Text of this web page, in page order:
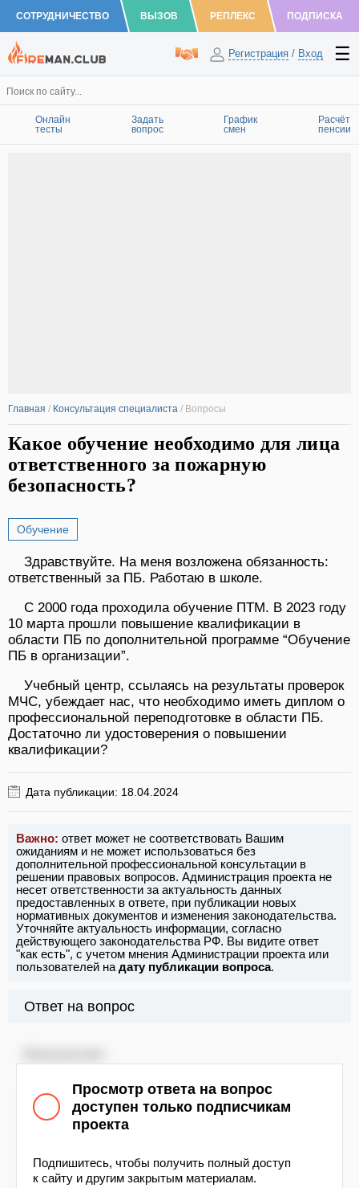
СОТРУДНИЧЕСТВО ВЫЗОВ РЕПЛЕКС ПОДПИСКА
Регистрация / Вход
Онлайн
тесты
Задать
вопрос
График
смен
Расчёт
пенсии
Главная / Консультация специалиста / Вопросы
Какое обучение необходимо для лица
ответственного за пожарную
безопасность?
Обучение
Здравствуйте. На меня возложена обязанность:
ответственный за ПБ. Работаю в школе.
С 2000 года проходила обучение ПТМ. В 2023 году
10 марта прошли повышение квалификации в
области ПБ по дополнительной программе “Обучение
ПБ в организации”.
Учебный центр, ссылаясь на результаты проверок
МЧС, убеждает нас, что необходимо иметь диплом о
профессиональной переподготовке в области ПБ.
Достаточно ли удостоверения о повышении
квалификации?
Дата публикации: 18.04.2024
Важно: ответ может не соответствовать Вашим
ожиданиям и не может использоваться без
дополнительной профессиональной консультации в
решении правовых вопросов. Администрация проекта не
несет ответственности за актуальность данных
предоставленных в ответе, при публикации новых
нормативных документов и изменения законодательства.
Уточняйте актуальность информации, согласно
действующего законодательства РФ. Вы видите ответ
"как есть", с учетом мнения Администрации проекта или
пользователей на дату публикации вопроса.
Ответ на вопрос
Здравствуйте. Согласно п. 1 (а) Приложения
N 3 кприказу МЧС России от 18.11.2021 № 806
лица, являющиеся ответственными за
обеспечение пожарной безопасности на
одновременно находиться 50 и более человек,
относятся к категории лиц, проходящих
Просмотр ответа на вопрос
доступен только подписчикам
проекта
Подпишитесь, чтобы получить полный доступ
к сайту и другим закрытым материалам.